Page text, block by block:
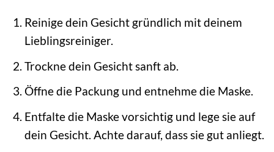
Reinige dein Gesicht gründlich mit deinem
Lieblingsreiniger.
Trockne dein Gesicht sanft ab.
Öffne die Packung und entnehme die Maske.
Entfalte die Maske vorsichtig und lege sie auf
dein Gesicht. Achte darauf, dass sie gut anliegt.